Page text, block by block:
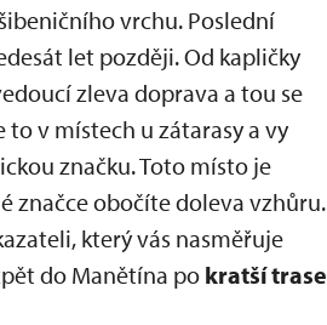
vrchu. Poslední
let později. Od kapličky
zleva doprava a tou se
to v místech u zátarasy a vy
značku. Toto místo je
značce obočíte doleva vzhůru.
který vás nasměřuje
do Manětína po kratší trase